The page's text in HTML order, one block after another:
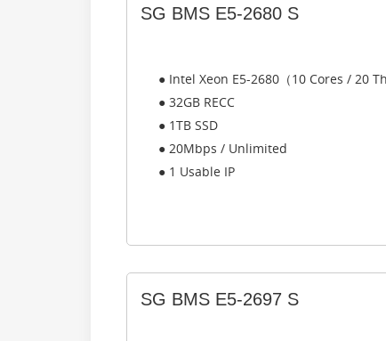
SG BMS E5-2680 S
● Intel Xeon E5-2680（10 Cores / 20
● 32GB RECC
● 1TB SSD
● 20Mbps / Unlimited
● 1 Usable IP
SG BMS E5-2697 S